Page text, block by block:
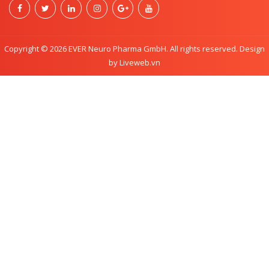
Copyright © 2026 EVER Neuro Pharma GmbH. All rights reserved. Design
by Liveweb.vn